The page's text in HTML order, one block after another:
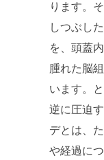
ります。
しつぶし
を、頭蓋
腫れた脳
います。
逆に圧迫
デとは、
や経過に